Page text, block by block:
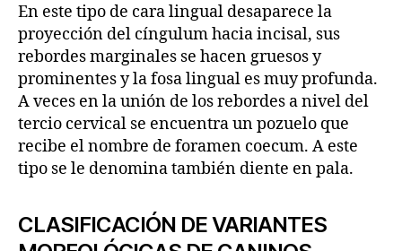
En este tipo de cara lingual desaparece la
proyección del cíngulum hacia incisal, sus
rebordes marginales se hacen gruesos y
prominentes y la fosa lingual es muy profunda.
A veces en la unión de los rebordes a nivel del
tercio cervical se encuentra un pozuelo que
recibe el nombre de foramen coecum. A este
tipo se le denomina también diente en pala.
CLASIFICACIÓN DE VARIANTES